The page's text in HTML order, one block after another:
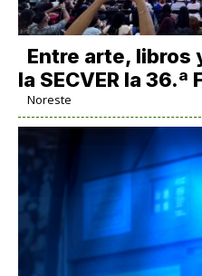
Entre arte, libros
la SECVER la 36.ª
Noreste